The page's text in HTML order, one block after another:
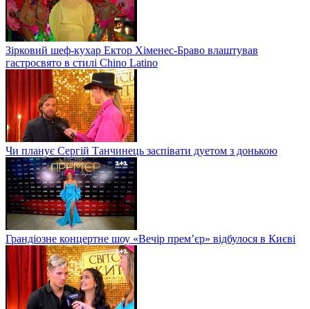
Зірковий шеф-кухар Ектор Хіменес-Браво влаштував
гастросвято в стилі Chino Latino
Чи планує Сергій Танчинець заспівати дуетом з донькою
Грандіозне концертне шоу «Вечір прем’єр» відбулося в Києві